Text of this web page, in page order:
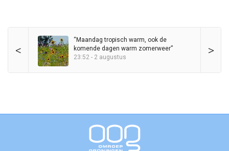
< >
“Maandag tropisch warm, ook de
komende dagen warm zomerweer”
23:52 - 2 augustus